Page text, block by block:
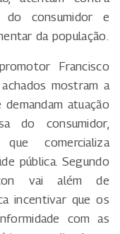
consumidor e
da população.
Francisco
mostram a
atuação
do consumidor,
comercializa
pública. Segundo
vai além de
incentivar que os
com as